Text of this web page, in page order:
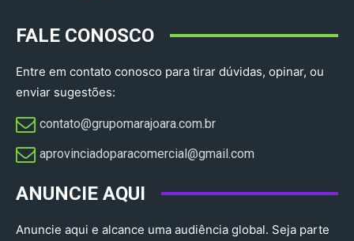
FALE CONOSCO
Entre em contato conosco para tirar dúvidas, opinar, ou
enviar sugestões:
contato@grupomarajoara.com.br
aprovinciadoparacomercial@gmail.com​
ANUNCIE AQUI
Anuncie aqui e alcance uma audiência global. Seja parte